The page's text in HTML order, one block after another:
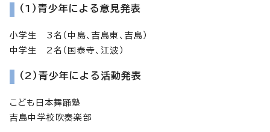
（1）青少年による意見発表
小学生 3名（中島、吉島東、吉島）
中学生 2名（国泰寺、江波）
（2）青少年による活動発表
こども日本舞踊塾
吉島中学校吹奏楽部